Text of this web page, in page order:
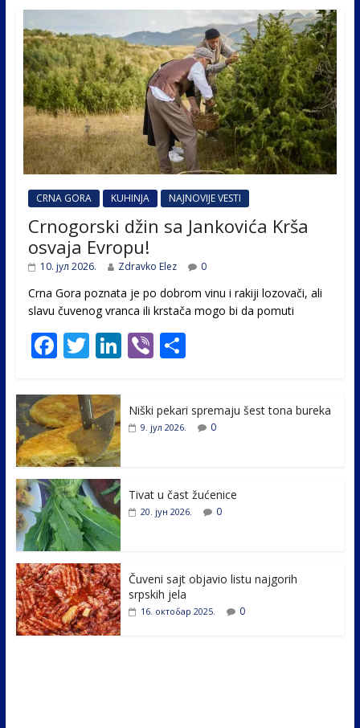
CRNA GORA KUHINJA NAJNOVIJE VESTI
Crnogorski džin sa Jankovića Krša
osvaja Evropu!
10. јул 2026. Zdravko Elez 0
Crna Gora poznata je po dobrom vinu i rakiji lozovači, ali
slavu čuvenog vranca ili krstača mogo bi da pomuti
F
e
b
o
o
k
T
itt
er
Li
e
Vi
er
S
e
Niški pekari spremaju šest tona bureka
9. јул 2026. 0
Tivat u čast žućenice
20. јун 2026. 0
Čuveni sajt objavio listu najgorih
srpskih jela
16. октобар 2025. 0